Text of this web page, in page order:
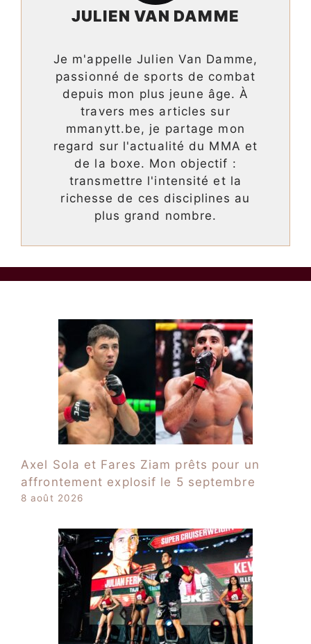
JULIEN VAN DAMME
Je m'appelle Julien Van Damme,
passionné de sports de combat
depuis mon plus jeune âge. À
travers mes articles sur
mmanytt.be, je partage mon
regard sur l'actualité du MMA et
de la boxe. Mon objectif :
transmettre l'intensité et la
richesse de ces disciplines au
plus grand nombre.
Axel Sola et Fares Ziam prêts pour un
affrontement explosif le 5 septembre
8 août 2026